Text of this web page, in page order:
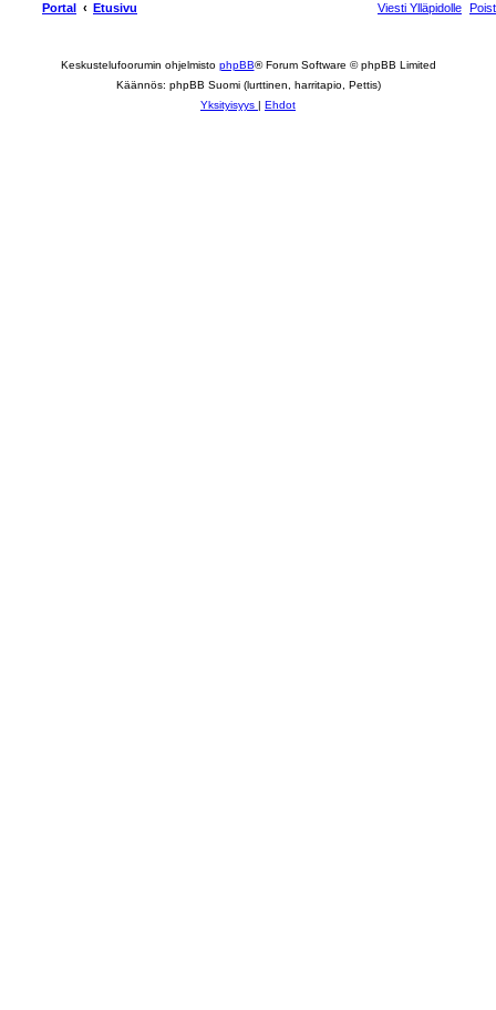
Portal Etusivu Viesti Ylläpidolle
Keskustelufoorumin ohjelmisto phpBB® Forum Software © phpBB Limited
Käännös: phpBB Suomi (lurttinen, harritapio, Pettis)
Yksityisyys | Ehdot